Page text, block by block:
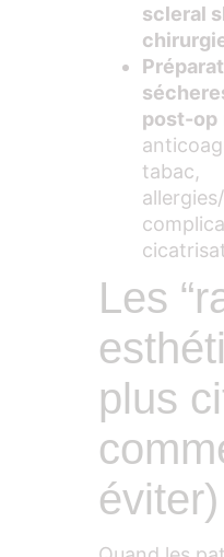
scleral
post-op
tabac,
Les
plus
éviter)